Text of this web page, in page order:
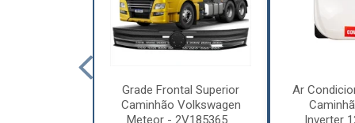
Grade Frontal Superior
Caminhão Volkswagen
Meteor - 2V185365...
Ar
Inverter